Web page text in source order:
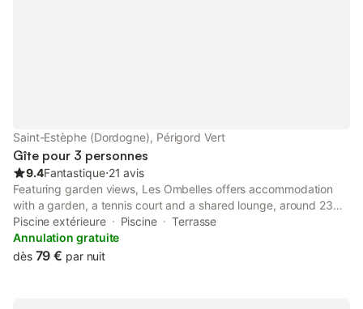
Saint-Estèphe (Dordogne), Périgord Vert
Gîte pour 3 personnes
9.4Fantastique⋅21 avis
Featuring garden views, Les Ombelles offers accommodation
with a garden, a tennis court and a shared lounge, around 23
km from Rochechouart - Nature Park. Including a private pool
and a private beach area, this guest house also features a
restaurant.
Piscine extérieure Piscine
Terrasse
Annulation gratuite
dès 79 € par nuit